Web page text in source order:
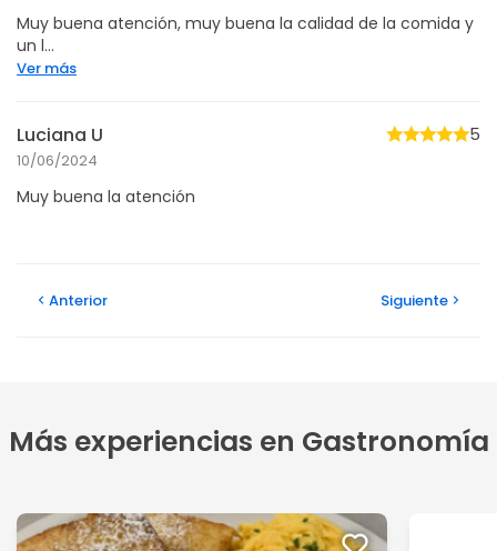
Muy buena atención, muy buena la calidad de la comida y
un l...
Ver más
Luciana U
10/06/2024
5
Muy buena la atención
Anterior Siguiente
Más experiencias en Gastronomía